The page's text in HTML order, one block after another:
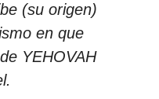
(su origen)
en que
YEHOVAH